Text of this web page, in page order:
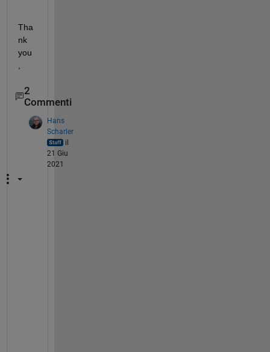
Tha
nk
you
2
Commenti
Hans
Scharler
il
21 Giu
2021